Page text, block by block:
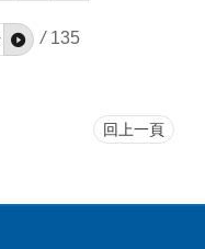
/ 135
回上一頁